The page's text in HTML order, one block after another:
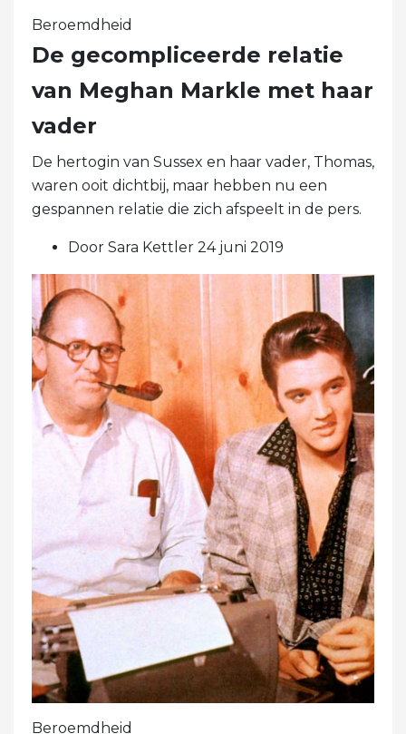
De gecompliceerde relatie
van Meghan Markle met haar
vader
De hertogin van Sussex en haar vader, Thomas,
waren ooit dichtbij, maar hebben nu een
gespannen relatie die zich afspeelt in de pers.
Door Sara Kettler 24 juni 2019